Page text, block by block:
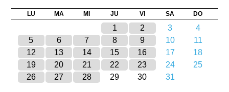
LU MA MI JU VI SA DO
1 2 3
4
5
6 7 8 9 10
11
12
13 14 15 16 17
18
19
20 21 22 23 24
25
26
27 28 29 30 31